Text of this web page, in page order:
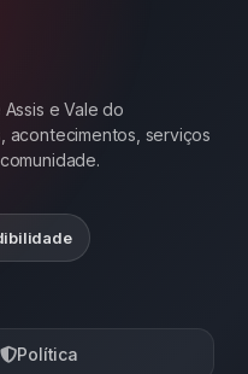
e Vale do
acontecimentos, serviços
Política